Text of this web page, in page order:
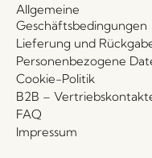
Allgemeine
Geschäftsbedingungen
Lieferung und
Personenbezogene
Cookie-Politik
B2B –
FAQ
Impressum